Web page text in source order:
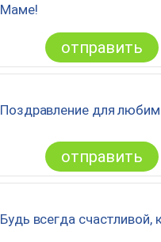
Маме!
отправить
Поздравление для
отправить
Будь всегда счастливой,